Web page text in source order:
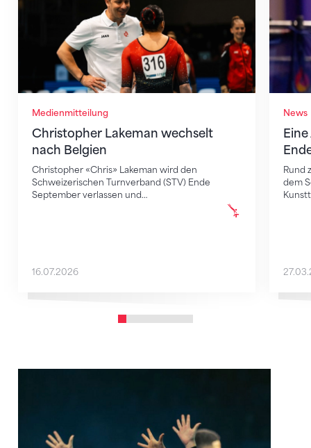
Medienmitteilung
Christopher Lakeman wechselt
nach Belgien
Christopher «Chris» Lakeman wird den
Schweizerischen Turnverband (STV) Ende
September verlassen und…
16.07.2026
News
Rund
dem